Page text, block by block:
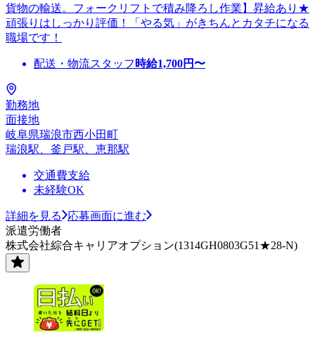
貨物の輸送。フォークリフトで積み降ろし作業】昇給あり★
頑張りはしっかり評価！「やる気」がきちんとカタチになる
職場です！
配送・物流スタッフ 時給1,700円〜
勤務地
面接地
岐阜県瑞浪市西小田町
瑞浪駅、釜戸駅、恵那駅
交通費支給
未経験OK
詳細を見る
応募画面に進む
派遣労働者
株式会社綜合キャリアオプション(1314GH0803G51★28-N)